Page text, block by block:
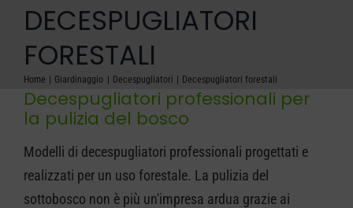
OFFERTE DEL MESE
AZIENDA
CARRELLO
DECESPUGLIATORI
FORESTALI
Home Giardinaggio Decespugliatori Decespugliatori forestali
Decespugliatori professionali per
la pulizia del bosco
Modelli di decespugliatori professionali progettati e
realizzati per un uso forestale. La pulizia del
sottobosco non è più un'impresa ardua grazie ai